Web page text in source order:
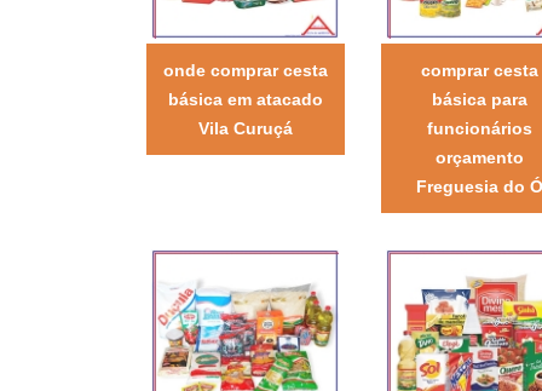
onde comprar cesta
básica em atacado
Vila Curuçá
comprar cesta
básica para
funcionários
orçamento
Freguesia do Ó